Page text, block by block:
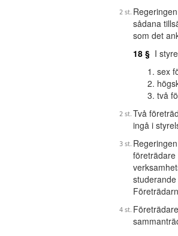
sådana
som det
18 § I
sex
två
Två
ingå i
företrädare